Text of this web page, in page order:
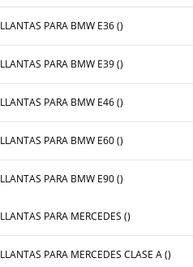
LLANTAS PARA BMW E36 ()
LLANTAS PARA BMW E39 ()
LLANTAS PARA BMW E46 ()
LLANTAS PARA BMW E60 ()
LLANTAS PARA BMW E90 ()
LLANTAS PARA MERCEDES ()
LLANTAS PARA MERCEDES CLASE A ()